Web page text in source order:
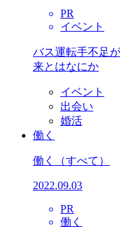
PR
イベント
バス運転手不足
来とはなにか
イベント
出会い
婚活
働く
働く （すべて）
2022.09.03
PR
働く